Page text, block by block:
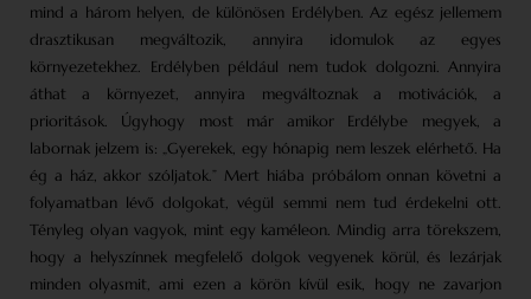
mind a három helyen, de különösen Erdélyben. Az egész jellemem
drasztikusan megváltozik, annyira idomulok az egyes
környezetekhez. Erdélyben például nem tudok dolgozni. Annyira
áthat a környezet, annyira megváltoznak a motivációk, a
prioritások. Úgyhogy most már amikor Erdélybe megyek, a
labornak jelzem is: „Gyerekek, egy hónapig nem leszek elérhető. Ha
ég a ház, akkor szóljatok.” Mert hiába próbálom onnan követni a
folyamatban lévő dolgokat, végül semmi nem tud érdekelni ott.
Tényleg olyan vagyok, mint egy kaméleon. Mindig arra törekszem,
hogy a helyszínnek megfelelő dolgok vegyenek körül, és lezárjak
minden olyasmit, ami ezen a körön kívül esik, hogy ne zavarjon